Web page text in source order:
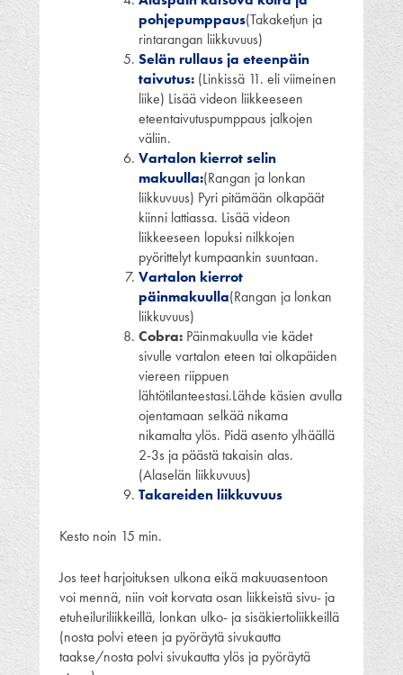
pohjepumppaus(Takaketjun ja
rintarangan liikkuvuus)
Selän rullaus ja eteenpäin
taivutus: (Linkissä 11. eli viimeinen
liike) Lisää videon liikkeeseen
eteentaivutuspumppaus jalkojen
väliin.
Vartalon kierrot selin
makuulla:(Rangan ja lonkan
liikkuvuus) Pyri pitämään olkapäät
kiinni lattiassa. Lisää videon
liikkeeseen lopuksi nilkkojen
pyörittelyt kumpaankin suuntaan.
Vartalon kierrot
päinmakuulla(Rangan ja lonkan
liikkuvuus)
Cobra: Päinmakuulla vie kädet
sivulle vartalon eteen tai olkapäiden
viereen riippuen
lähtötilanteestasi.Lähde käsien avulla
ojentamaan selkää nikama
nikamalta ylös. Pidä asento ylhäällä
2-3s ja päästä takaisin alas.
(Alaselän liikkuvuus)
Takareiden liikkuvuus
Kesto noin 15 min.
Jos teet harjoituksen ulkona eikä makuuasentoon
voi mennä, niin voit korvata osan liikkeistä sivu- ja
etuheiluriliikkeillä, lonkan ulko- ja sisäkiertoliikkeillä
(nosta polvi eteen ja pyöräytä sivukautta
taakse/nosta polvi sivukautta ylös ja pyöräytä